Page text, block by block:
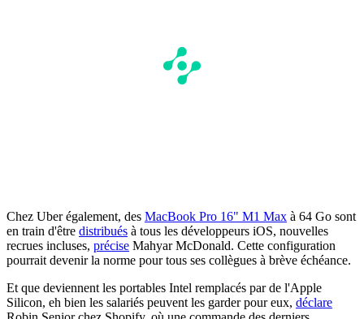
Chez Uber également, des MacBook Pro 16" M1 Max à 64 Go sont
en train d'être distribués à tous les développeurs iOS, nouvelles
recrues incluses, précise Mahyar McDonald. Cette configuration
pourrait devenir la norme pour tous ses collègues à brève échéance.
Et que deviennent les portables Intel remplacés par de l'Apple
Silicon, eh bien les salariés peuvent les garder pour eux, déclare